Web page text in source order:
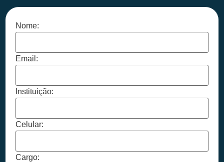
Nome:
Email:
Instituição:
Celular:
Cargo: